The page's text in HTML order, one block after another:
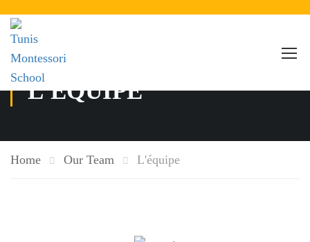
L'ÉQUIPE
Home Our Team L'équipe